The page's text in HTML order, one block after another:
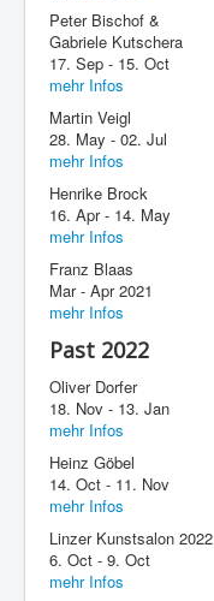
Peter Bischof &
Gabriele Kutschera
17. Sep - 15. Oct
mehr Infos
Martin Veigl
28. May - 02. Jul
mehr Infos
Henrike Brock
16. Apr - 14. May
mehr Infos
Franz Blaas
Mar - Apr 2021
mehr Infos
Past 2022
Oliver Dorfer
18. Nov - 13. Jan
mehr Infos
Heinz Göbel
14. Oct - 11. Nov
mehr Infos
Linzer Kunstsalon 2022
6. Oct - 9. Oct
mehr Infos